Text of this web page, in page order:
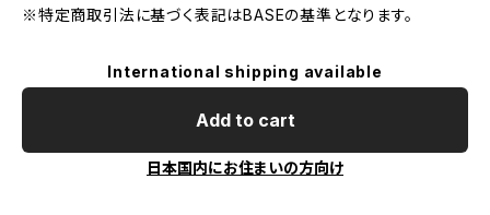
※特定商取引法に基づく表記はBASEの基準となります。
International shipping available
Add to cart
日本国内にお住まいの方向け